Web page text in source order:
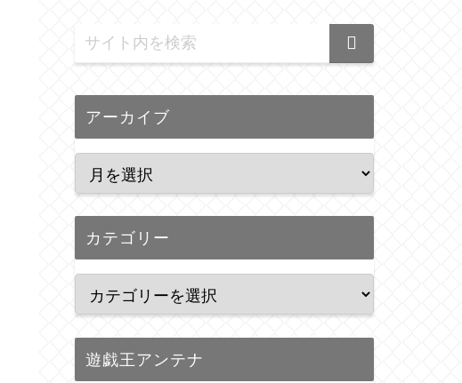
アーカイブ
カテゴリー
遊戯王アンテナ